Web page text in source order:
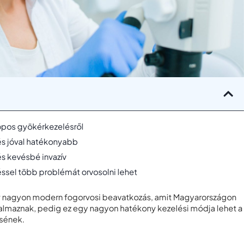
gyökérkezelésről
jóval hatékonyabb
kevésbé invazív
több problémát orvosolni lehet
modern fogorvosi beavatkozás, amit Magyarországon
pedig ez egy nagyon hatékony kezelési módja lehet a